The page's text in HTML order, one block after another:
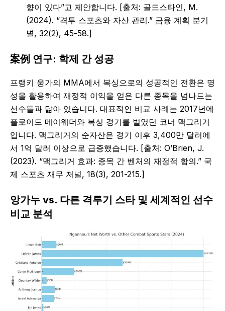
향이 있다”고 제안합니다. [출처: 골드스타인, M.
(2024). “격투 스포츠와 자산 관리.” 금융 계획 분기
별, 32(2), 45-58.]
案例 연구: 학제 간 성공
프랭키 웅가의 MMA에서 복싱으로의 성공적인 전환은 명
성을 활용하여 재정적 이익을 얻은 다른 종목을 넘나드는
선수들과 닮아 있습니다. 대표적인 비교 사례는 2017년에
플로이드 메이웨더와 복싱 경기를 벌였던 코너 맥그리거
입니다. 맥그리거의 순자산은 경기 이후 3,400만 달러에
서 1억 달러 이상으로 급증했습니다. [출처: O’Brien, J.
(2023). “맥그리거 효과: 종목 간 벤처의 재정적 함의.” 국
제 스포츠 재무 저널, 18(3), 201-215.]
앙가누 vs. 다른 격투기 스타 및 세계적인 선수
비교 분석